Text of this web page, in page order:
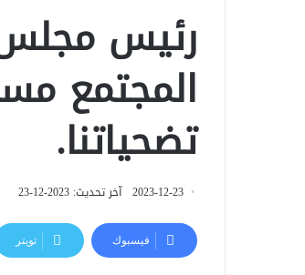
رئيس مجلس
المجتمع
تضحياتنا.
2023-12-23 آخر تحديث: 2023-12-23
فيسبوك تويتر